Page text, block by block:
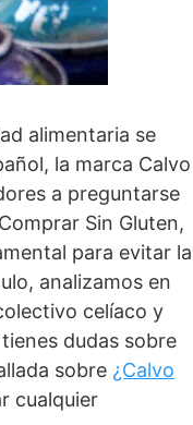
alimentaria se
la marca Calvo
a preguntarse
Sin Gluten,
para evitar la
analizamos en
celíaco y
dudas sobre
sobre ¿Calvo
cualquier